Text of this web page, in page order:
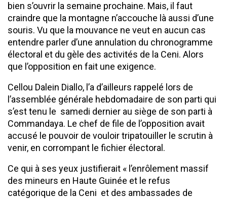
bien s’ouvrir la semaine prochaine. Mais, il faut
craindre que la montagne n’accouche là aussi d’une
souris. Vu que la mouvance ne veut en aucun cas
entendre parler d’une annulation du chronogramme
électoral et du gèle des activités de la Ceni. Alors
que l’opposition en fait une exigence.
Cellou Dalein Diallo, l’a d’ailleurs rappelé lors de
l’assemblée générale hebdomadaire de son parti qui
s’est tenu le samedi dernier au siège de son parti à
Commandaya. Le chef de file de l’opposition avait
accusé le pouvoir de vouloir tripatouiller le scrutin à
venir, en corrompant le fichier électoral.
Ce qui à ses yeux justifierait « l’enrôlement massif
des mineurs en Haute Guinée et le refus
catégorique de la Ceni et des ambassades de